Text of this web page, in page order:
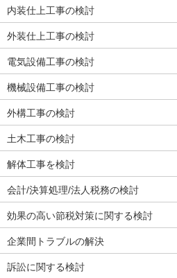
内装仕上工事の検討
外装仕上工事の検討
電気設備工事の検討
機械設備工事の検討
外構工事の検討
土木工事の検討
解体工事を検討
会計/決算処理/法人税務の検討
効果の高い節税対策に関する検討
企業間トラブルの解決
訴訟に関する検討